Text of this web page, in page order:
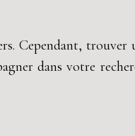
Cependant,
dans votre